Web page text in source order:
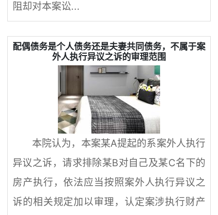
阻却对本案讼...
配偶债务是个人债务还是夫妻共同债务，不属于案
外人执行异议之诉的审理范围
本院认为，本案某A提起的系案外人执行
异议之诉，请求排除某B对自己及某C名下的
房产执行，依法应当按照案外人执行异议之
诉的相关规定加以审理，认定案涉执行财产